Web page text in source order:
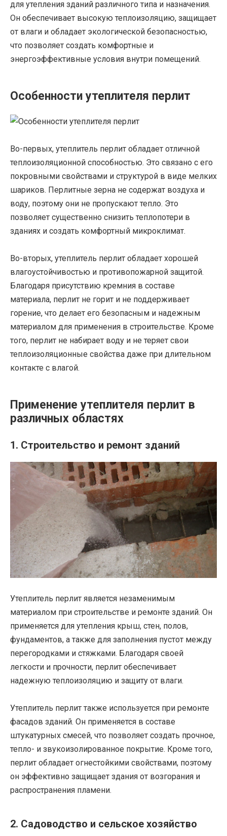
для утепления зданий различного типа и назначения.
Он обеспечивает высокую теплоизоляцию, защищает
от влаги и обладает экологической безопасностью,
что позволяет создать комфортные и
энергоэффективные условия внутри помещений.
Особенности утеплителя перлит
Во-первых, утеплитель перлит обладает отличной
теплоизоляционной способностью. Это связано с его
покровными свойствами и структурой в виде мелких
шариков. Перлитные зерна не содержат воздуха и
воду, поэтому они не пропускают тепло. Это
позволяет существенно снизить теплопотери в
зданиях и создать комфортный микроклимат.
Во-вторых, утеплитель перлит обладает хорошей
влагоустойчивостью и противопожарной защитой.
Благодаря присутствию кремния в составе
материала, перлит не горит и не поддерживает
горение, что делает его безопасным и надежным
материалом для применения в строительстве. Кроме
того, перлит не набирает воду и не теряет свои
теплоизоляционные свойства даже при длительном
контакте с влагой.
Применение утеплителя перлит в
различных областях
1. Строительство и ремонт зданий
Утеплитель перлит является незаменимым
материалом при строительстве и ремонте зданий. Он
применяется для утепления крыш, стен, полов,
фундаментов, а также для заполнения пустот между
перегородками и стяжками. Благодаря своей
легкости и прочности, перлит обеспечивает
надежную теплоизоляцию и защиту от влаги.
Утеплитель перлит также используется при ремонте
фасадов зданий. Он применяется в составе
штукатурных смесей, что позволяет создать прочное,
тепло- и звукоизолированное покрытие. Кроме того,
перлит обладает огнестойкими свойствами, поэтому
он эффективно защищает здания от возгорания и
распространения пламени.
2. Садоводство и сельское хозяйство